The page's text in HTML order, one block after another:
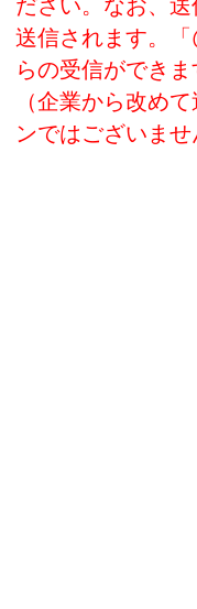
ださい。なお、
送信されます。
らの受信ができ
（企業から改め
ンではございませ